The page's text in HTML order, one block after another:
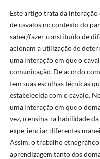
Este artigo trata da interação
de cavalos no contexto do
saber/fazer constituído de
acionam a utilização de
uma interação em que o
comunicação. De acordo
tem suas escolhas técnicas
estabelecida com o cavalo.
uma interação em que o
vez, o ensina na habilidade
experienciar diferentes
Assim, o trabalho etnográfico
aprendizagem tanto dos